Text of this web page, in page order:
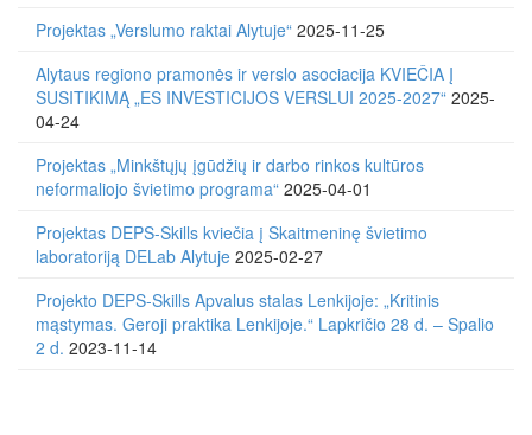
Projektas „Verslumo raktai Alytuje“ 2025-11-25
Alytaus regiono pramonės ir verslo asociacija KVIEČIA Į
SUSITIKIMĄ „ES INVESTICIJOS VERSLUI 2025-2027“ 2025-
04-24
Projektas „Minkštųjų įgūdžių ir darbo rinkos kultūros
neformaliojo švietimo programa“ 2025-04-01
Projektas DEPS-Skills kviečia į Skaitmeninę švietimo
laboratoriją DELab Alytuje 2025-02-27
Projekto DEPS-Skills Apvalus stalas Lenkijoje: „Kritinis
mąstymas. Geroji praktika Lenkijoje.“ Lapkričio 28 d. – Spalio
2 d. 2023-11-14